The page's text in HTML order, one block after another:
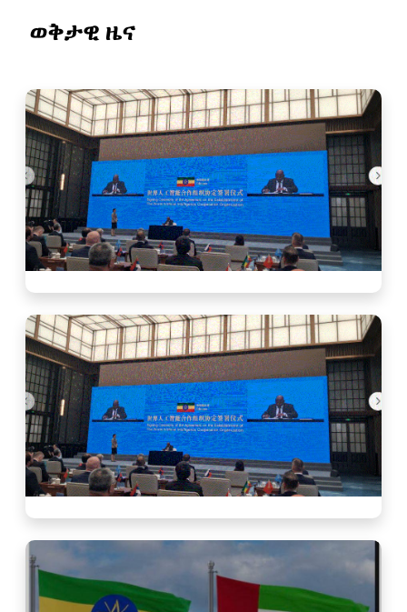
ወቅታዊ ዜና